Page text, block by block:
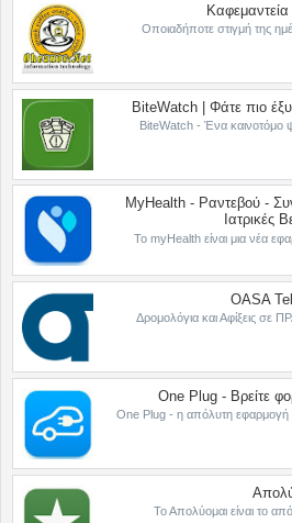
Οποιαδήποτε στιγμή της
BiteWatch | Φάτε πιο
BiteWatch - Ένα καινοτόμο
MyHealth - Ραντεβού -
Ιατρικές
Το myHealth είναι μια νέα
OASA
Δρομολόγια και Αφίξεις σε
One Plug - Βρείτε
One Plug - η απόλυτη εφαρμογή
Το Απολύομαι είναι το